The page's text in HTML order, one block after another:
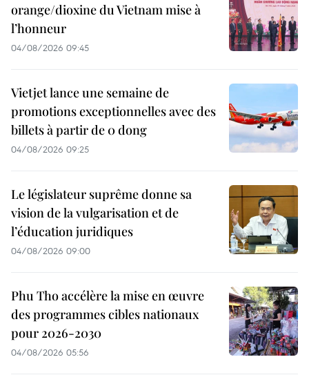
orange/dioxine du Vietnam mise à
l’honneur
04/08/2026 09:45
Vietjet lance une semaine de
promotions exceptionnelles avec des
billets à partir de 0 dong
04/08/2026 09:25
Le législateur suprême donne sa
vision de la vulgarisation et de
l’éducation juridiques
04/08/2026 09:00
Phu Tho accélère la mise en œuvre
des programmes cibles nationaux
pour 2026-2030
04/08/2026 05:56